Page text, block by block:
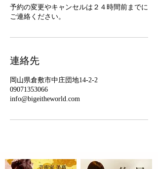
予約の変更やキャンセルは２４時間前までに
ご連絡ください。
連絡先
岡山県倉敷市中庄団地14-2-2
09071353066
info@bigeitheworld.com